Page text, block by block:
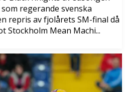
regerande svenska
repris av fjolårets SM-final då
Stockholm Mean Machi...